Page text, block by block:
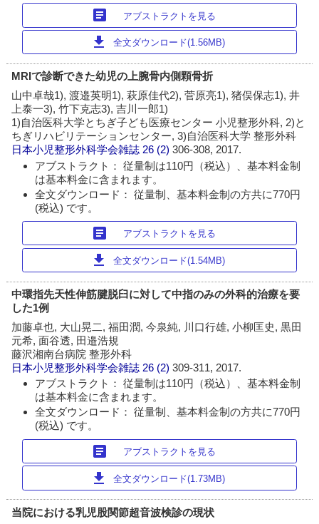
article アブストラクトを見る
download 全文ダウンロード(1.56MB)
MRIで診断できた幼児の上腕骨内側顆骨折
山中卓哉1), 渡邉英明1), 萩原佳代2), 菅原亮1), 猪俣保志1), 井
上泰一3), 竹下克志3), 吉川一郎1)
1)自治医科大学とちぎ子ども医療センター 小児整形外科, 2)と
ちぎリハビリテーションセンター, 3)自治医科大学 整形外科
日本小児整形外科学会雑誌 26 (2)306-308, 2017.
アブストラクト： 従量制は110円（税込）、基本料金制
は基本料金に含まれます。
全文ダウンロード： 従量制、基本料金制の方共に770円
(税込) です。
article アブストラクトを見る
download 全文ダウンロード(1.54MB)
中環指先天性伸筋腱脱臼に対して中指のみの外科的治療を要
した1例
加藤卓也, 大山晃二, 福田潤, 今泉純, 川口行雄, 小柳匡史, 黒田
元希, 面谷透, 田邉浩規
藤沢湘南台病院 整形外科
日本小児整形外科学会雑誌 26 (2)309-311, 2017.
アブストラクト： 従量制は110円（税込）、基本料金制
は基本料金に含まれます。
全文ダウンロード： 従量制、基本料金制の方共に770円
(税込) です。
article アブストラクトを見る
download 全文ダウンロード(1.73MB)
当院における乳児股関節超音波検診の現状